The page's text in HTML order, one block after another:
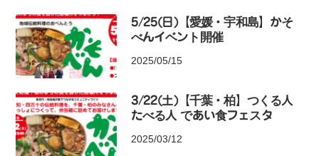
5/25(日)【愛媛・宇和島】かそ
べんイベント開催
2025/05/15
3/22(土)【千葉・柏】つくる人
たべる人 であい食フェスタ
2025/03/12